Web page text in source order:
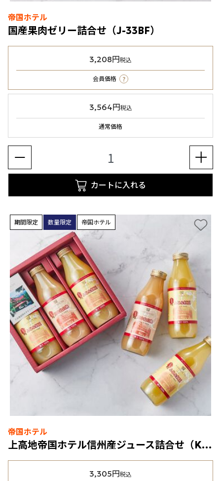
帝国ホテル
国産果肉ゼリー詰合せ（J-33BF）
3,208円税込
会員価格 ?
3,564円税込
通常価格
カートに入れる
期間限定 数量限定 帝国ホテル
帝国ホテル
上高地帝国ホテル信州産ジュース詰合せ（KTJ-30）2種3本入
3,305円税込